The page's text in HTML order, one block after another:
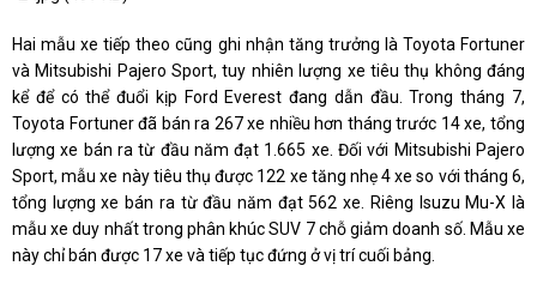
Hai mẫu xe tiếp theo cũng ghi nhận tăng trưởng là Toyota Fortuner
và Mitsubishi Pajero Sport, tuy nhiên lượng xe tiêu thụ không đáng
kể để có thể đuổi kịp Ford Everest đang dẫn đầu. Trong tháng 7,
Toyota Fortuner đã bán ra 267 xe nhiều hơn tháng trước 14 xe, tổng
lượng xe bán ra từ đầu năm đạt 1.665 xe. Đối với Mitsubishi Pajero
Sport, mẫu xe này tiêu thụ được 122 xe tăng nhẹ 4 xe so với tháng 6,
tổng lượng xe bán ra từ đầu năm đạt 562 xe. Riêng Isuzu Mu-X là
mẫu xe duy nhất trong phân khúc SUV 7 chỗ giảm doanh số. Mẫu xe
này chỉ bán được 17 xe và tiếp tục đứng ở vị trí cuối bảng.